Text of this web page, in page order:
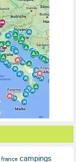
campings